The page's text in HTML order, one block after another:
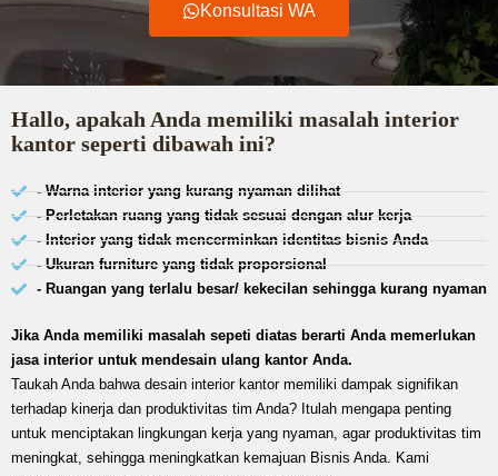
Konsultasi WA
Hallo, apakah Anda memiliki masalah interior
kantor seperti dibawah ini?
- Warna interior yang kurang nyaman dilihat
- Perletakan ruang yang tidak sesuai dengan alur kerja
- Interior yang tidak mencerminkan identitas bisnis Anda
- Ukuran furniture yang tidak proporsional
- Ruangan yang terlalu besar/ kekecilan sehingga kurang nyaman
Jika Anda memiliki masalah sepeti diatas berarti Anda memerlukan
jasa interior untuk mendesain ulang kantor Anda.
Taukah Anda bahwa desain interior kantor memiliki dampak signifikan
terhadap kinerja dan produktivitas tim Anda? Itulah mengapa penting
untuk menciptakan lingkungan kerja yang nyaman, agar produktivitas tim
meningkat, sehingga meningkatkan kemajuan Bisnis Anda. Kami